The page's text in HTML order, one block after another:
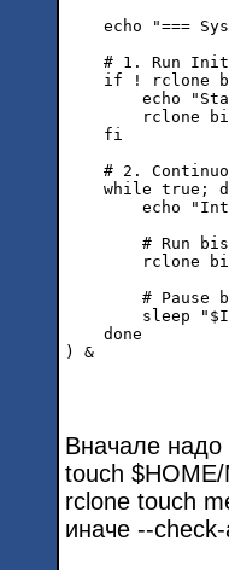
echo "===
# 1. Run
if ! rclone
echo
rclone
    fi
# 2.
while true;
echo
# Run
rclone
# Pause
sleep
    done
Вначале надо
touch
rclone touch
иначе --